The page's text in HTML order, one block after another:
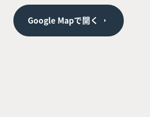
Google Mapで開く